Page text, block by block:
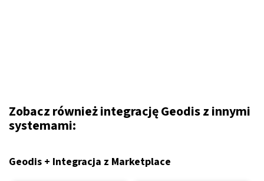
Zobacz również integrację Geodis z innymi
systemami:
Geodis + Integracja z Marketplace